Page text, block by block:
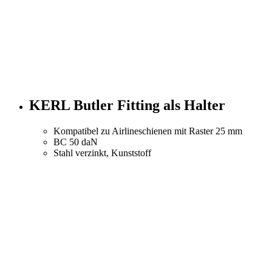
KERL Butler Fitting als Halter
Kompatibel zu Airlineschienen mit Raster 25 mm
BC 50 daN
Stahl verzinkt, Kunststoff